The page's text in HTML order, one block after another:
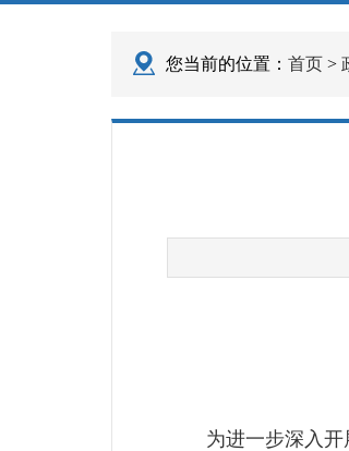
您当前的位置： 首页 >
为进一步深入开展